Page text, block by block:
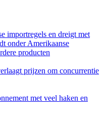
importregels en dreigt met
onder Amerikaanse
producten
prijzen om concurrentie
met veel haken en